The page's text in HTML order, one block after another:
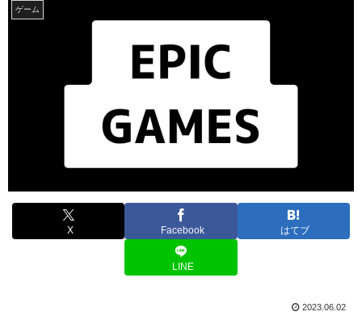
ゲーム
X Facebook はてブ
LINE
2023.06.02